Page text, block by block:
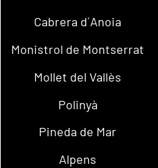
Cabrera d´Anoia
Monistrol de Montserrat
Mollet del Vallès
Polinyà
Pineda de Mar
Alpens